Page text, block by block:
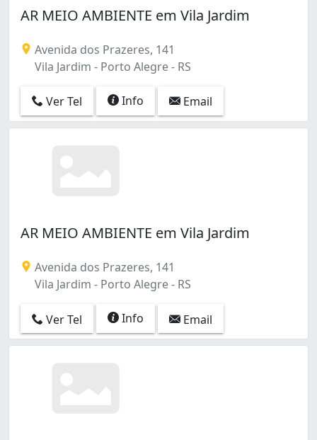
AR MEIO AMBIENTE em Vila Jardim
Avenida dos Prazeres, 141
Vila Jardim - Porto Alegre - RS
Ver Tel Info Email
AR MEIO AMBIENTE em Vila Jardim
Avenida dos Prazeres, 141
Vila Jardim - Porto Alegre - RS
Ver Tel Info Email